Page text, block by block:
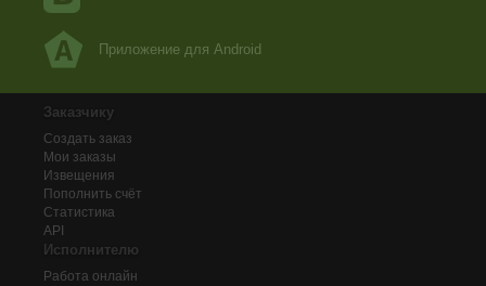
Приложение для Android
Заказчику
Создать заказ
Мои заказы
Извещения
Пополнить счёт
Статистика
API
Исполнителю
Работа онлайн